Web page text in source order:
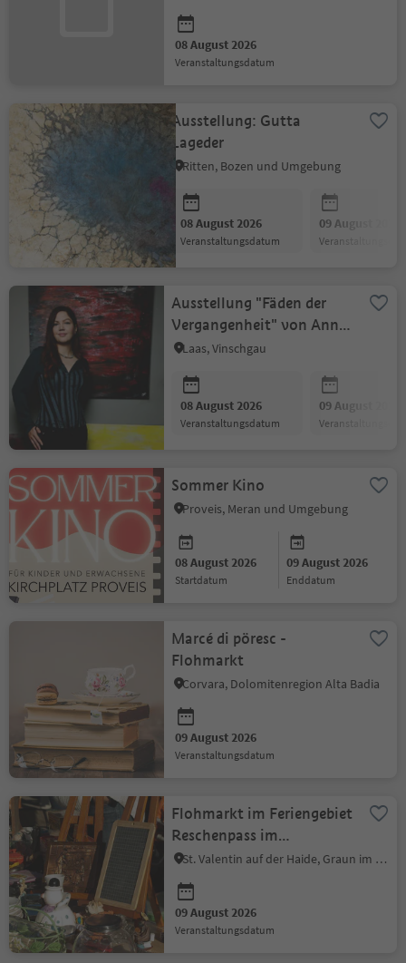
08 August 2026
Veranstaltungsdatum
Ausstellung: Gutta
Lageder
Ritten, Bozen und Umgebung
08 August 2026
Veranstaltungsdatum
09 August 2026
Ausstellung "Fäden der
Vergangenheit" von Anna
Mesniankina
Laas, Vinschgau
08 August 2026
Veranstaltungsdatum
09 August 2026
Sommer Kino
Proveis, Meran und Umgebung
08 August 2026
Startdatum
09 August 2026
Enddatum
Marcé di pöresc -
Flohmarkt
Corvara, Dolomitenregion Alta Badia
09 August 2026
Veranstaltungsdatum
Flohmarkt im Feriengebiet
Reschenpass im
Vinschgau - St. Valentin
St. Valentin auf der Haide, Graun im Vinschgau, Vinschgau
09 August 2026
Veranstaltungsdatum